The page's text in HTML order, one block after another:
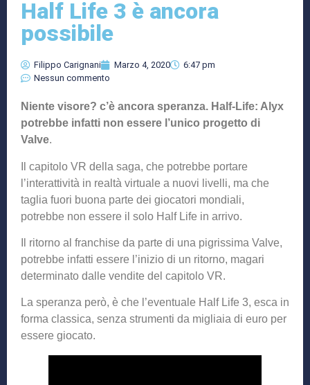
Half Life 3 è ancora
possibile
Filippo Carignani Marzo 4, 2020
6:47 pm
Nessun commento
Niente visore? c’è ancora speranza. Half-Life: Alyx
potrebbe infatti non essere l’unico progetto di
Valve.
Il capitolo VR della saga, che potrebbe portare
l’interattività in realtà virtuale a nuovi livelli, ma che
taglia fuori buona parte dei giocatori mondiali,
potrebbe non essere il solo Half Life in arrivo.
Il ritorno al franchise da parte di una pigrissima Valve,
potrebbe infatti essere l’inizio di un ritorno, magari
determinato dalle vendite del capitolo VR.
La speranza però, è che l’eventuale Half Life 3, esca in
forma classica, senza strumenti da migliaia di euro per
essere giocato.